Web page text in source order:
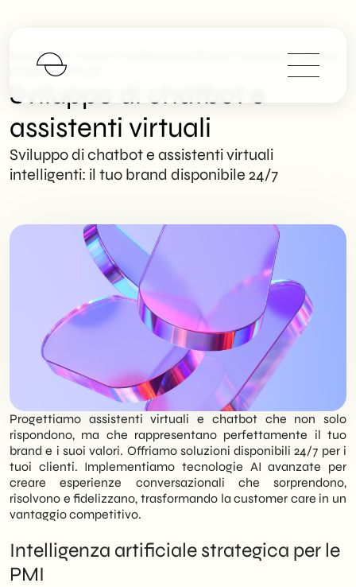
SHM Studio
Sviluppo Di Chatbot
E Assistenti Virtuali
Sviluppo di chatbot e
assistenti virtuali
Sviluppo di chatbot e assistenti virtuali
intelligenti: il tuo brand disponibile 24/7
Progettiamo assistenti virtuali e chatbot che non solo
rispondono, ma che rappresentano perfettamente il tuo
brand e i suoi valori. Offriamo soluzioni disponibili 24/7 per i
tuoi clienti. Implementiamo tecnologie AI avanzate per
creare esperienze conversazionali che sorprendono,
risolvono e fidelizzano, trasformando la customer care in un
vantaggio competitivo.
Intelligenza artificiale strategica per le
PMI